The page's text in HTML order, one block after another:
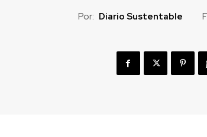
Por: Diario Sustentable